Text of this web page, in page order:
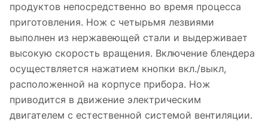
продуктов непосредственно во время процесса
приготовления. Нож с четырьмя лезвиями
выполнен из нержавеющей стали и выдерживает
высокую скорость вращения. Включение блендера
осуществляется нажатием кнопки вкл./выкл,
расположенной на корпусе прибора. Нож
приводится в движение электрическим
двигателем с естественной системой вентиляции.